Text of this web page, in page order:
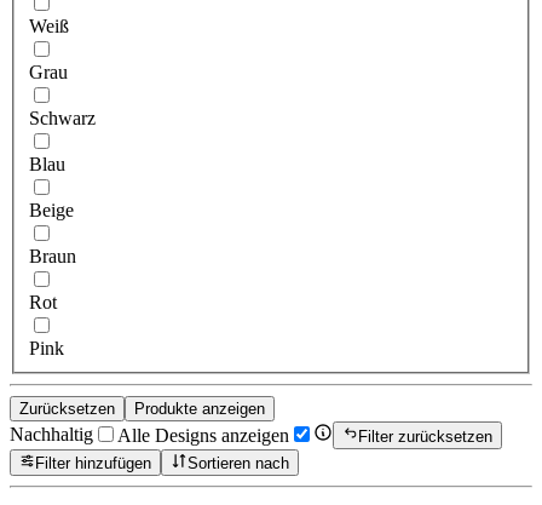
Weiß
Grau
Schwarz
Blau
Beige
Braun
Rot
Pink
Zurücksetzen Produkte anzeigen
Nachhaltig Alle Designs anzeigen
Filter zurücksetzen
Filter hinzufügen
Sortieren nach